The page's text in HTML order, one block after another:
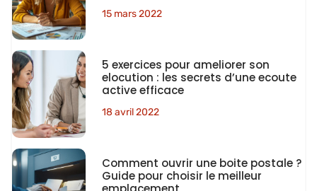
15 mars 2022
5 exercices pour ameliorer son
elocution : les secrets d’une ecoute
active efficace
18 avril 2022
Comment ouvrir une boite postale ?
Guide pour choisir le meilleur